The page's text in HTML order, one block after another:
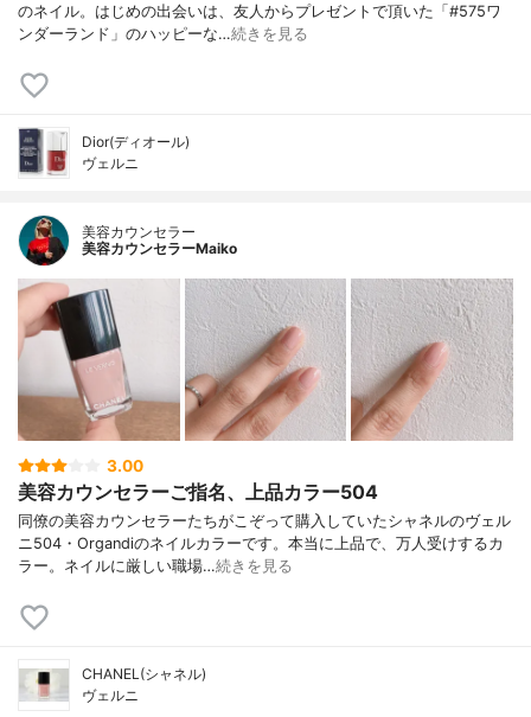
のネイル。はじめの出会いは、友人からプレゼントで頂いた「#575ワ
ンダーランド」のハッピーな…続きを見る
Dior(ディオール)
ヴェルニ
美容カウンセラー
美容カウンセラーMaiko
3.00
美容カウンセラーご指名、上品カラー504
同僚の美容カウンセラーたちがこぞって購入していたシャネルのヴェル
ニ504・Organdiのネイルカラーです。本当に上品で、万人受けするカ
ラー。ネイルに厳しい職場…続きを見る
CHANEL(シャネル)
ヴェルニ